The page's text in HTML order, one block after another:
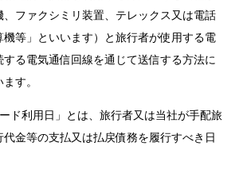
、ファクシミリ装置、テレックス又は電話
機等」といいます）と旅行者が使用する電
る電気通信回線を通じて送信する方法に
す。
ド利用日」とは、旅行者又は当社が手配旅
金等の支払又は払戻債務を履行すべき日